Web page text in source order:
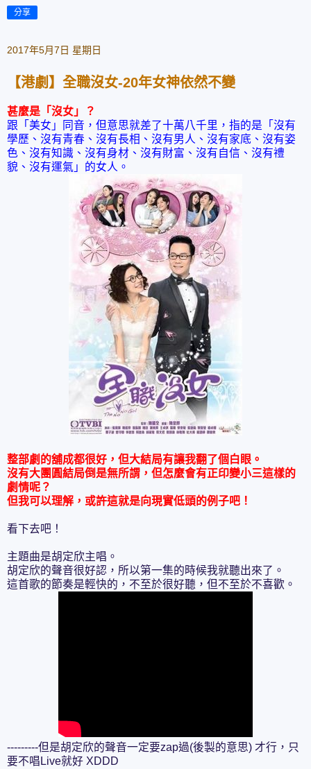
分享
2017年5月7日 星期日
【港劇】全職沒女-20年女神依然不變
甚麼是「沒女」？
跟「美女」同音，但意思就差了十萬八千里，指的是「沒有
學歷、沒有青春、沒有長相、沒有男人、沒有家底、沒有姿
色、沒有知識、沒有身材、沒有財富、沒有自信、沒有禮
貌、沒有運氣」的女人。
整部劇的舖成都很好，但大結局有讓我翻了個白眼。
沒有大團圓結局倒是無所謂，但怎麼會有正印變小三這樣的
劇情呢？
但我可以理解， 或許這就是向現實低頭的例子吧！
看下去吧！
主題曲是胡定欣主唱。
胡定欣的聲音很好認，所以第一集的時候我就聽出來了。
這首歌的節奏是輕快的，不至於很好聽，但不至於不喜歡。
---------但是胡定欣的聲音一定要zap過(後製的意思) 才行，只
要不唱Live就好 XDDD